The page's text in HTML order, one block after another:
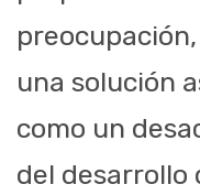
una solución
como un
del desarrollo